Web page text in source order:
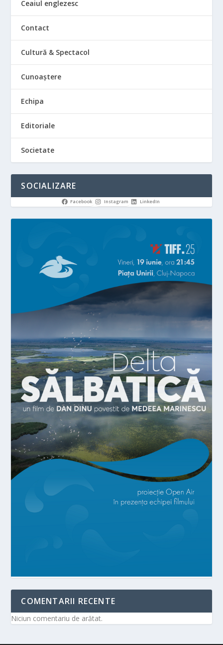
Ceaiul englezesc
Contact
Cultură & Spectacol
Cunoaștere
Echipa
Editoriale
Societate
SOCIALIZARE
Facebook Instagram LinkedIn
COMENTARII RECENTE
Niciun comentariu de arătat.